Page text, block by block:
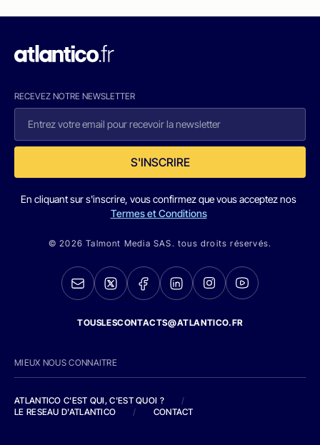
RECEVEZ NOTRE NEWSLETTER
S'INSCRIRE
En cliquant sur s'inscrire, vous confirmez que vous acceptez nos
Termes et Conditions
© 2026 Talmont Media SAS. tous droits réservés.
TOUSLESCONTACTS@ATLANTICO.FR
MIEUX NOUS CONNAITRE
ATLANTICO C'EST QUI, C'EST QUOI ?
/
LE RESEAU D'ATLANTICO
/ CONTACT